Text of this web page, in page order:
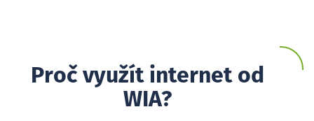
Proč využít internet od
WIA?